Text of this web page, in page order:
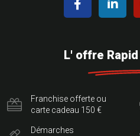
L' offre
Franchise offerte ou
carte cadeau 150 €
Démarches